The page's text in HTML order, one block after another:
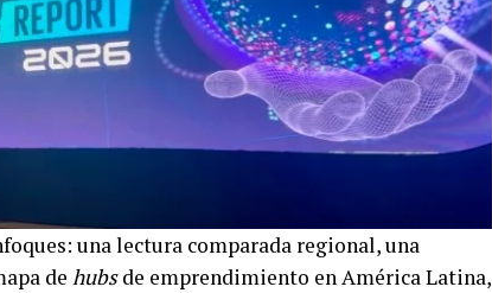
una lectura comparada regional, una
de hubsde emprendimiento en América Latina,